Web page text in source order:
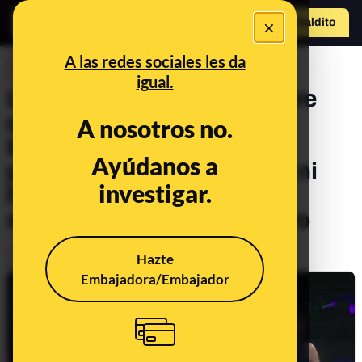
×
A las redes sociales les da
igual.
A nosotros no.
Ayúdanos a
investigar.
Hazte
Embajadora/Embajador
Hazte Maldito
Las desinformaciones sobre
que la boxeadora argelina
Imane Khelif es trans: no
presentan ninguna prueba ni
hay ningún registro de un
supuesto cambio de género
Publicado el
Actualizado el
Aug 2, 2024, 3:51:00 PM